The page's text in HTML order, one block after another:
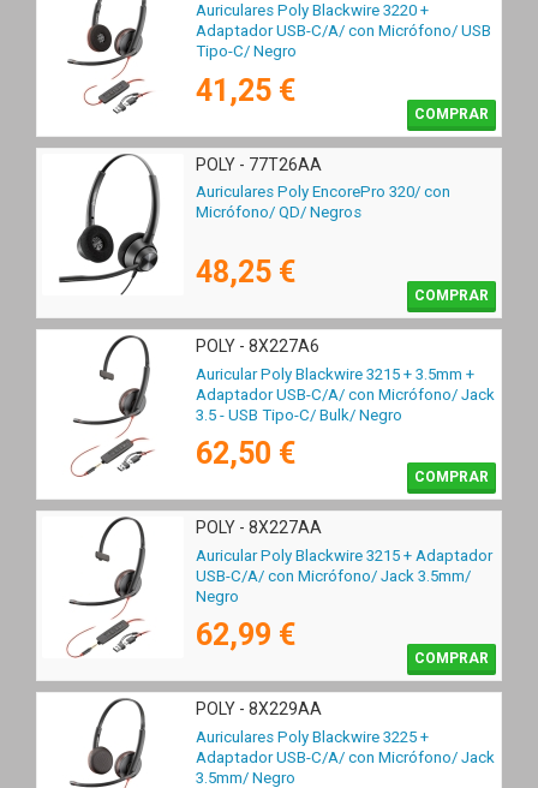
Auriculares Poly Blackwire 3220 +
Adaptador USB-C/A/ con Micrófono/ USB
Tipo-C/ Negro
41,25 €
COMPRAR
POLY - 77T26AA
Auriculares Poly EncorePro 320/ con
Micrófono/ QD/ Negros
48,25 €
COMPRAR
POLY - 8X227A6
Auricular Poly Blackwire 3215 + 3.5mm +
Adaptador USB-C/A/ con Micrófono/ Jack
3.5 - USB Tipo-C/ Bulk/ Negro
62,50 €
COMPRAR
POLY - 8X227AA
Auricular Poly Blackwire 3215 + Adaptador
USB-C/A/ con Micrófono/ Jack 3.5mm/
Negro
62,99 €
COMPRAR
POLY - 8X229AA
Auriculares Poly Blackwire 3225 +
Adaptador USB-C/A/ con Micrófono/ Jack
3.5mm/ Negro